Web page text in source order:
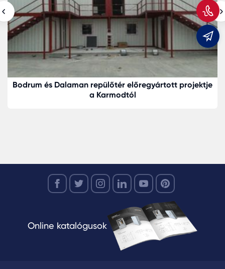
Bodrum és Dalaman repülőtér előregyártott projektje
a Karmodtól
Online katalógusok